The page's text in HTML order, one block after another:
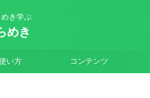
き学ぶ
めき
い方 コンテンツ